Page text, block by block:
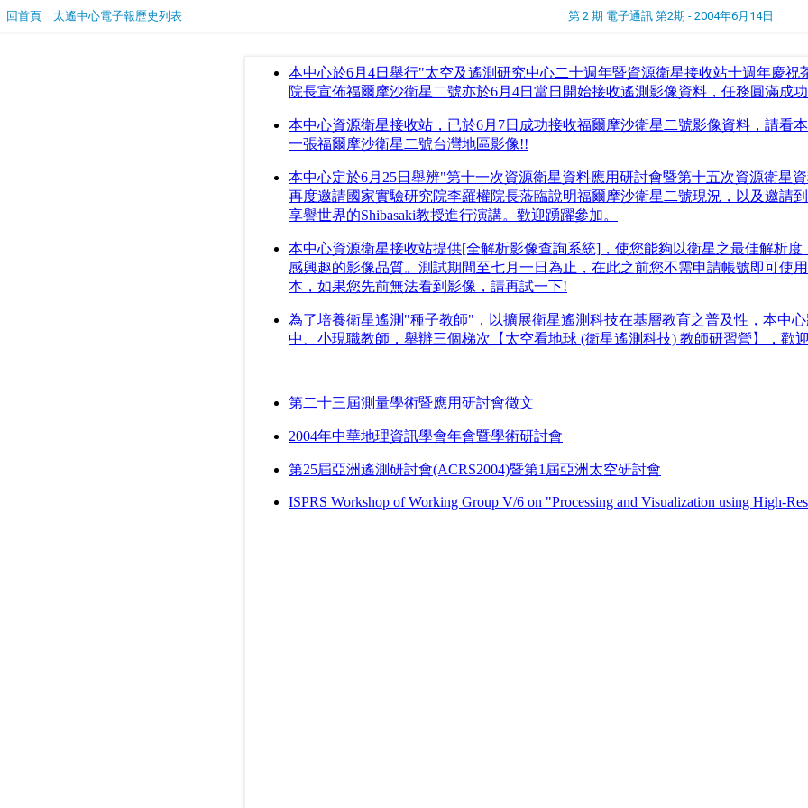
回首頁 太遙中心電子報歷史列表 第 2 期 電子通訊 第2期 - 2004年6月14日